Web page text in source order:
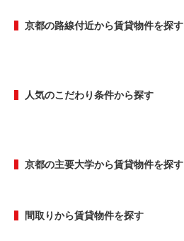
京都の路線付近から賃貸物件を探す
人気のこだわり条件から探す
京都の主要大学から賃貸物件を探す
間取りから賃貸物件を探す